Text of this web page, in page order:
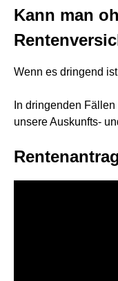
Kann man
Wenn es dringend ist
In dringenden
unsere Auskunfts-